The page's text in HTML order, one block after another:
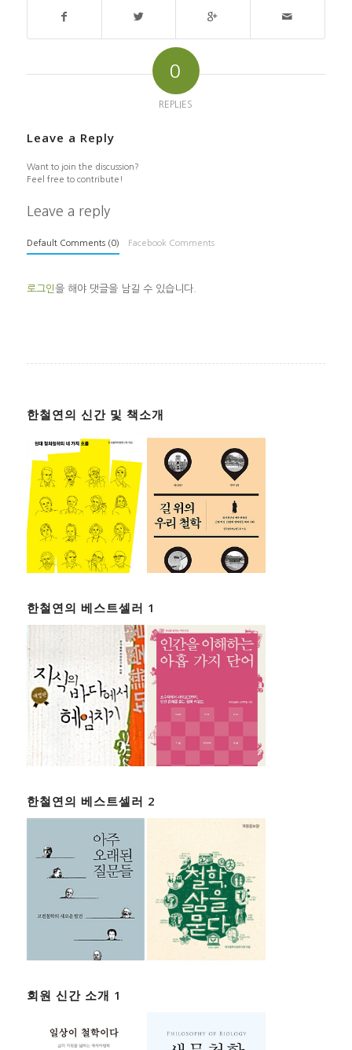
0
REPLIES
Leave a Reply
Want to join the discussion?
Feel free to contribute!
Leave a reply
Default Comments (0) Facebook Comments
로그인을 해야 댓글을 남길 수 있습니다.
한철연의 신간 및 책소개
한철연의 베스트셀러 1
한철연의 베스트셀러 2
회원 신간 소개 1